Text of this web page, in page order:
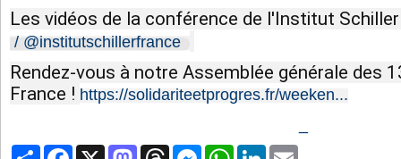
Les vidéos de la conférence de l'Institut
/ @institutschillerfrance
Rendez-vous à notre Assemblée générale des
France ! https://solidariteetprogres.fr/weeken...
PartagerFacebook MastodonThreads MessengerWhatsAppLinkedIn